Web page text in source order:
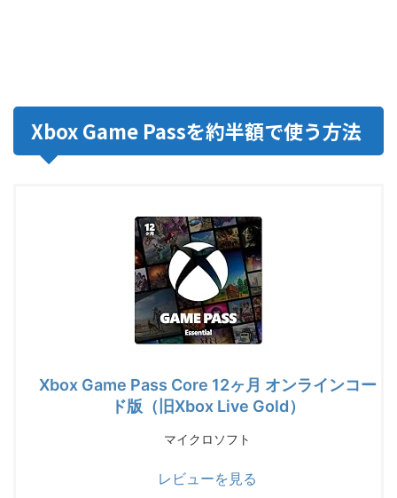
Xbox Game Passを約半額で使う方法
Xbox Game Pass Core 12ヶ月 オンラインコー
ド版（旧Xbox Live Gold）
マイクロソフト
レビューを見る